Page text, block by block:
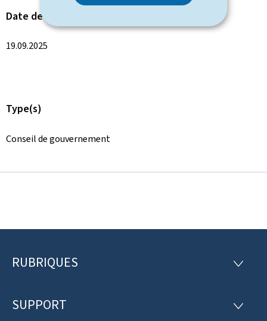
Date de l'événement
19.09.2025
Type(s)
Conseil de gouvernement
P
e
RUBRIQUES
R
R
SUPPORT
S